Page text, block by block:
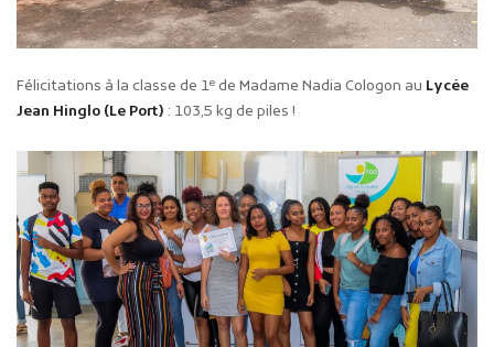
Félicitations à la classe de 1e de Madame Nadia Cologon au Lycée
Jean Hinglo (Le Port) : 103,5 kg de piles !